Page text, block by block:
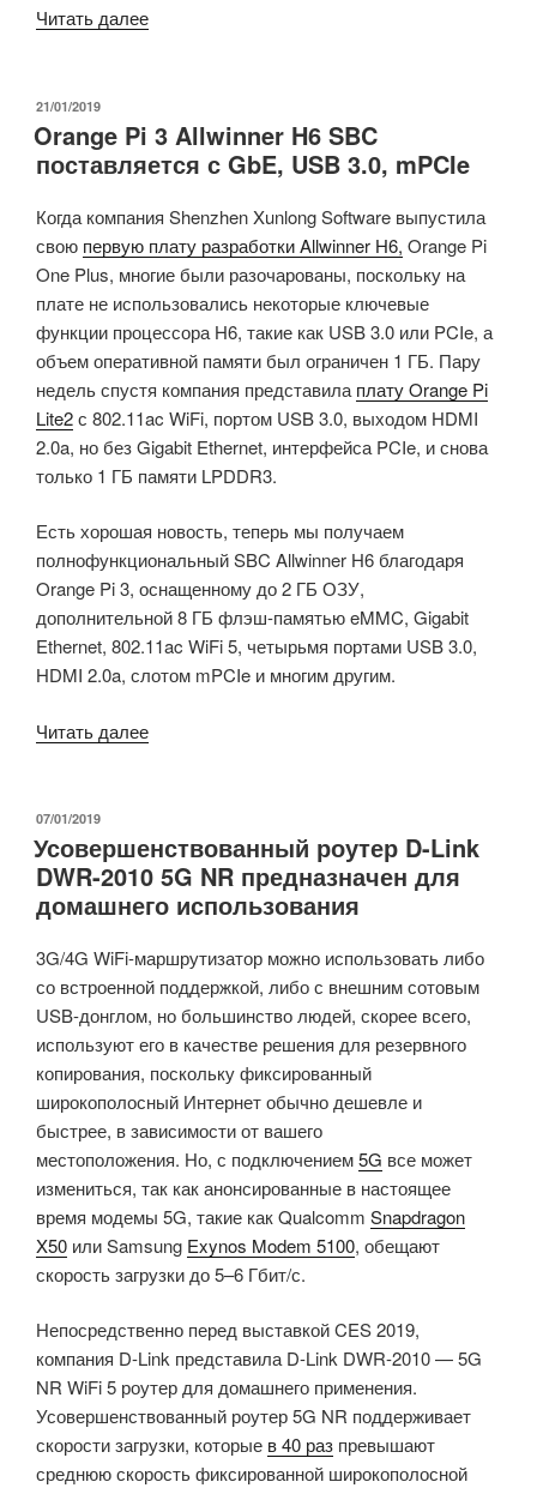
Читать далее«IoT
Bluetooth
5
802.11ac
WiFi
подключением
стала
доступна
для
предварительного
заказа
всего
за
ОПУБЛИКОВАНО
21/01/2019
Orange Pi 3 Allwinner H6 SBC
поставляется с GbE, USB 3.0, mPCIe
Когда компания Shenzhen Xunlong Software выпустила
свою первую плату разработки Allwinner H6, Orange Pi
One Plus, многие были разочарованы, поскольку на
плате не использовались некоторые ключевые
функции процессора H6, такие как USB 3.0 или PCIe, а
объем оперативной памяти был ограничен 1 ГБ. Пару
недель спустя компания представила плату Orange Pi
Lite2с 802.11ac WiFi, портом USB 3.0, выходом HDMI
2.0a, но без Gigabit Ethernet, интерфейса PCIe, и снова
только 1 ГБ памяти LPDDR3.
Есть хорошая новость, теперь мы получаем
полнофункциональный SBC Allwinner H6 благодаря
Orange Pi 3, оснащенному до 2 ГБ ОЗУ,
дополнительной 8 ГБ флэш-памятью eMMC, Gigabit
Ethernet, 802.11ac WiFi 5, четырьмя портами USB 3.0,
HDMI 2.0a, слотом mPCIe и многим другим.
Читать далее«Orange
H6
SBC
поставляется
GbE,
USB
3.0,
mPCIe»
ОПУБЛИКОВАНО
07/01/2019
Усовершенствованный роутер D-Link
DWR-2010 5G NR предназначен для
домашнего использования
3G/4G WiFi-маршрутизатор можно использовать либо
со встроенной поддержкой, либо с внешним сотовым
USB-донглом, но большинство людей, скорее всего,
используют его в качестве решения для резервного
копирования, поскольку фиксированный
широкополосный Интернет обычно дешевле и
быстрее, в зависимости от вашего
местоположения. Но, с подключением5G все может
измениться, так как анонсированные в настоящее
время модемы 5G, такие как Qualcomm Snapdragon
X50 или Samsung Exynos Modem 5100, обещают
скорость загрузки до 5–6 Гбит/с.
Непосредственно перед выставкой CES 2019,
компания D-Link представила D-Link DWR-2010 — 5G
NR WiFi 5 роутер для домашнего применения.
Усовершенствованный роутер 5G NR поддерживает
скорости загрузки, которые в 40 раз превышают
среднюю скорость фиксированной широкополосной